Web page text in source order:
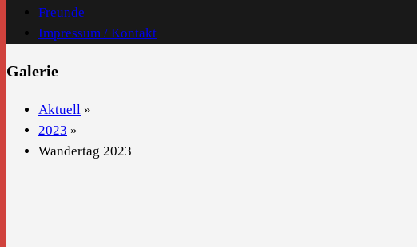
Freunde
Impressum / Kontakt
Galerie
Aktuell »
2023 »
Wandertag 2023